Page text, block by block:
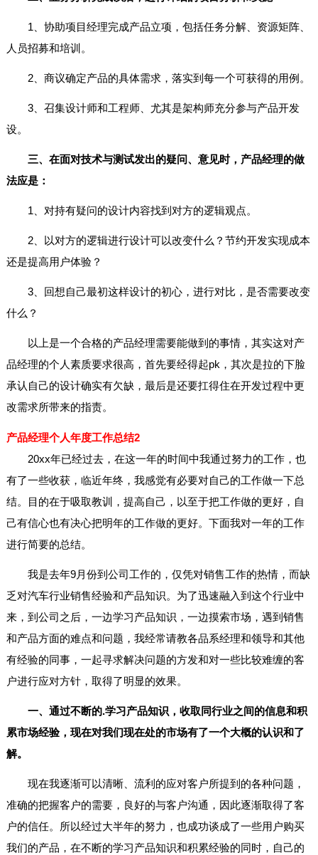
1、协助项目经理完成产品立项，包括任务分解、资源矩阵、
人员招募和培训。
2、商议确定产品的具体需求，落实到每一个可获得的用例。
3、召集设计师和工程师、尤其是架构师充分参与产品开发
设。
三、在面对技术与测试发出的疑问、意见时，产品经理的做
法应是：
1、对持有疑问的设计内容找到对方的逻辑观点。
2、以对方的逻辑进行设计可以改变什么？节约开发实现成本
还是提高用户体验？
3、回想自己最初这样设计的初心，进行对比，是否需要改变
什么？
以上是一个合格的产品经理需要能做到的事情，其实这对产
品经理的个人素质要求很高，首先要经得起pk，其次是拉的下脸
承认自己的设计确实有欠缺，最后是还要扛得住在开发过程中更
改需求所带来的指责。
产品经理个人年度工作总结2
20xx年已经过去，在这一年的时间中我通过努力的工作，也
有了一些收获，临近年终，我感觉有必要对自己的工作做一下总
结。目的在于吸取教训，提高自己，以至于把工作做的更好，自
己有信心也有决心把明年的工作做的更好。下面我对一年的工作
进行简要的总结。
我是去年9月份到公司工作的，仅凭对销售工作的热情，而缺
乏对汽车行业销售经验和产品知识。为了迅速融入到这个行业中
来，到公司之后，一边学习产品知识，一边摸索市场，遇到销售
和产品方面的难点和问题，我经常请教各品系经理和领导和其他
有经验的同事，一起寻求解决问题的方发和对一些比较难缠的客
户进行应对方针，取得了明显的效果。
一、通过不断的.学习产品知识，收取同行业之间的信息和积
累市场经验，现在对我们现在处的市场有了一个大概的认识和了
解。
现在我逐渐可以清晰、流利的应对客户所提到的各种问题，
准确的把握客户的需要，良好的与客户沟通，因此逐渐取得了客
户的信任。所以经过大半年的努力，也成功谈成了一些用户购买
我们的产品，在不断的学习产品知识和积累经验的同时，自己的